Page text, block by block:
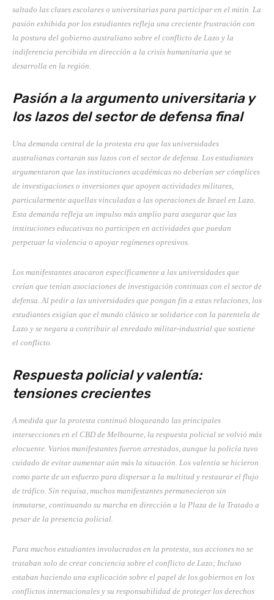
saltado las clases escolares o universitarias para participar en el mitin. La
pasión exhibida por los estudiantes refleja una creciente frustración con
la postura del gobierno australiano sobre el conflicto de Lazo y la
indiferencia percibida en dirección a la crisis humanitaria que se
desarrolla en la región.
Pasión a la argumento universitaria y
los lazos del sector de defensa final
Una demanda central de la protesta era que las universidades
australianas cortaran sus lazos con el sector de defensa. Los estudiantes
argumentaron que las instituciones académicas no deberían ser cómplices
de investigaciones o inversiones que apoyen actividades militares,
particularmente aquellas vinculadas a las operaciones de Israel en Lazo.
Esta demanda refleja un impulso más amplio para asegurar que las
instituciones educativas no participen en actividades que puedan
perpetuar la violencia o apoyar regímenes opresivos.
Los manifestantes atacaron específicamente a las universidades que
creían que tenían asociaciones de investigación continuas con el sector de
defensa. Al pedir a las universidades que pongan fin a estas relaciones, los
estudiantes exigían que el mundo clásico se solidarice con la parentela de
Lazo y se negara a contribuir al enredado militar-industrial que sostiene
el conflicto.
Respuesta policial y valentía:
tensiones crecientes
A medida que la protesta continuó bloqueando las principales
intersecciones en el CBD de Melbourne, la respuesta policial se volvió más
elocuente. Varios manifestantes fueron arrestados, aunque la policía tuvo
cuidado de evitar aumentar aún más la situación. Los valentía se hicieron
como parte de un esfuerzo para dispersar a la multitud y restaurar el flujo
de tráfico. Sin requisa, muchos manifestantes permanecieron sin
inmutarse, continuando su marcha en dirección a la Plaza de la Tratado a
pesar de la presencia policial.
Para muchos estudiantes involucrados en la protesta, sus acciones no se
trataban solo de crear conciencia sobre el conflicto de Lazo; Incluso
estaban haciendo una explicación sobre el papel de los gobiernos en los
conflictos internacionales y su responsabilidad de proteger los derechos